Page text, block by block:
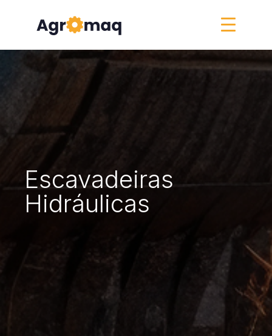
Escavadeiras
Hidráulicas